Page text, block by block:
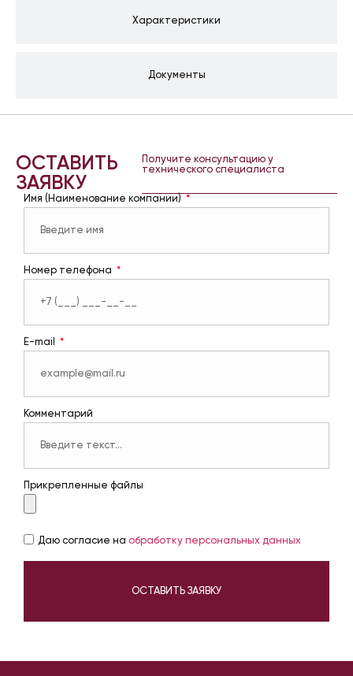
Характеристики
Документы
ОСТАВИТЬ
ЗАЯВКУ
Получите консультацию у
технического специалиста
Имя (Наименование компании)
Номер телефона
E-mail
Комментарий
Прикрепленные файлы
Даю согласие на обработку персональных данных
ОСТАВИТЬ ЗАЯВКУ